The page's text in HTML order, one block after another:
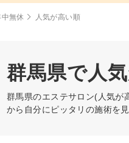
中無休 人気が高い順
群馬県で人
群馬県のエステサロン(人気が
から自分にピッタリの施術を